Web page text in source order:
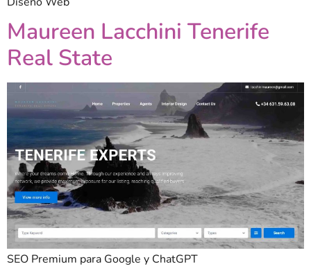
Maureen Lacchini Tenerife
Real State
SEO Premium para Google y ChatGPT